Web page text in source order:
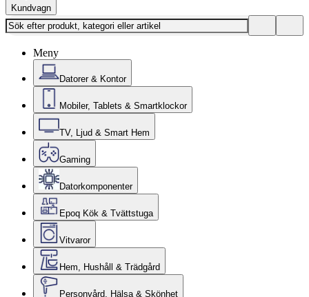
Kundvagn
Meny
Datorer & Kontor
Mobiler, Tablets & Smartklockor
TV, Ljud & Smart Hem
Gaming
Datorkomponenter
Epoq Kök & Tvättstuga
Vitvaror
Hem, Hushåll & Trädgård
Personvård, Hälsa & Skönhet